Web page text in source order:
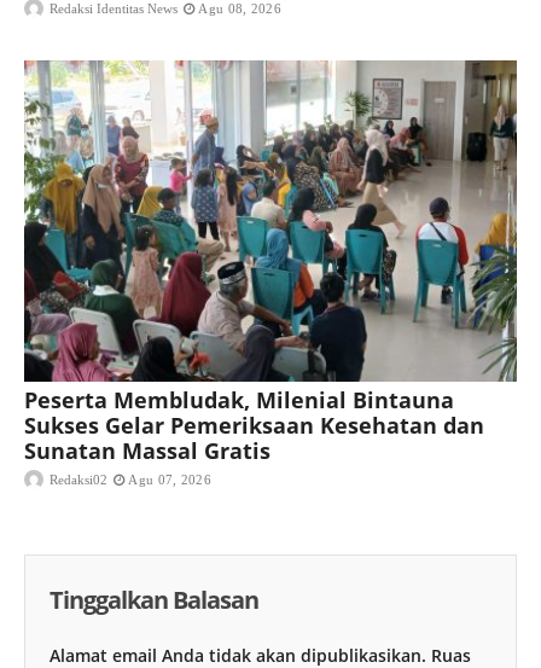
Redaksi Identitas News Agu 08, 2026
Peserta Membludak, Milenial Bintauna
Sukses Gelar Pemeriksaan Kesehatan dan
Sunatan Massal Gratis
Redaksi02 Agu 07, 2026
Tinggalkan Balasan
Alamat email Anda tidak akan dipublikasikan. Ruas